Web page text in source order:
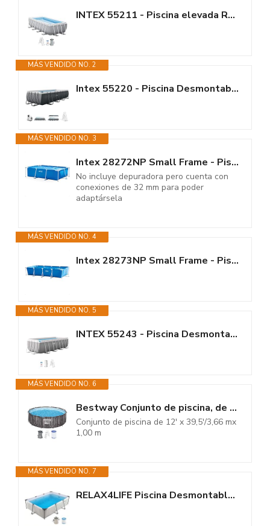
INTEX 55211 - Piscina elevada Rectangular Prism Frame con depuradora
MÁS VENDIDO NO. 2
Intex 55220 - Piscina Desmontable Rectangular Ultra XTR Frame 549x274x132 +...
MÁS VENDIDO NO. 3
Intex 28272NP Small Frame - Piscina Desmontable, 300 x 200 x 75 cm, 3.834...
No incluye depuradora pero cuenta con
conexiones de 32 mm para poder
adaptársela
MÁS VENDIDO NO. 4
Intex 28273NP Small Frame - Piscina Desmontable Tubular, 450 x 220 x 84 cm,...
MÁS VENDIDO NO. 5
INTEX 55243 - Piscina Desmontable Rectangular con depuradora Prism Frame
MÁS VENDIDO NO. 6
Bestway Conjunto de piscina, de 12' x 39,5'/3,66 mx 1,00 m
Conjunto de piscina de 12' x 39,5'/3,66 mx
1,00 m
MÁS VENDIDO NO. 7
RELAX4LIFE Piscina Desmontable Rectangular 3701L con Estructura Metálica...